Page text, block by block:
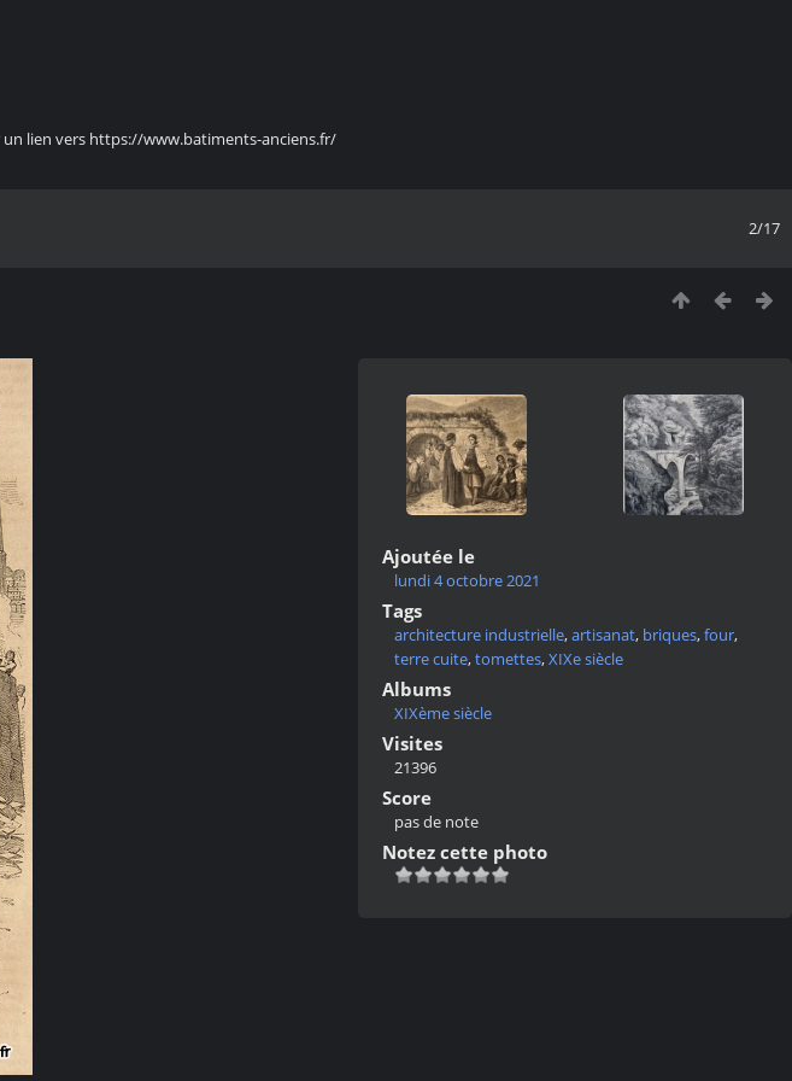
lien vers https://www.batiments-anciens.fr/
2/17
Ajoutée le
lundi 4 octobre 2021
Tags
architecture industrielle,artisanat, briques,four,
terre cuite,tomettes,XIXe siècle
Albums
XIXème siècle
Visites
21396
Score
pas de note
Notez cette photo